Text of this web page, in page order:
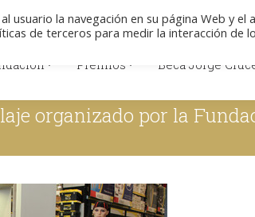
Colabore Descargas
Premios Beca Jorge
organizado por la
la navegación en su página Web y el
de terceros para medir la interacción de
Premios Beca Jorge